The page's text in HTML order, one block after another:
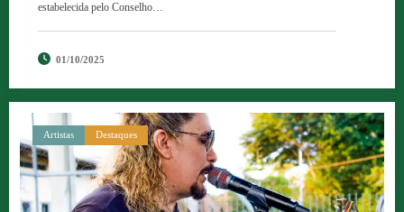
estabelecida pelo Conselho…
01/10/2025
Artistas Destaques